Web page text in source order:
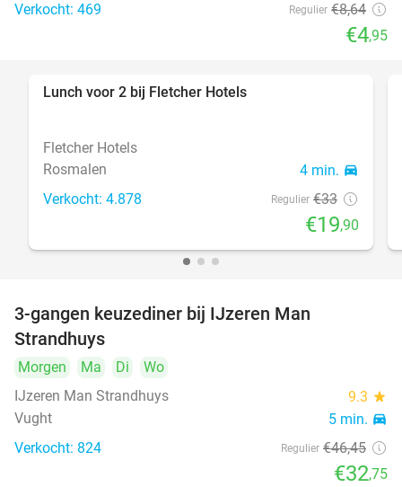
Verkocht: 469 Regulier €8,64
€4,95
Lunch voor 2 bij Fletcher Hotels
Fletcher Hotels
Rosmalen
4 min. directions_car
Verkocht: 4.878 Regulier €33
€19,90
3-gangen keuzediner bij IJzeren Man
Strandhuys
Morgen Ma Di
Wo
IJzeren Man Strandhuys
9.3 star
Vught 5 min. directions_car
Verkocht: 824 Regulier €46,45
€32,75